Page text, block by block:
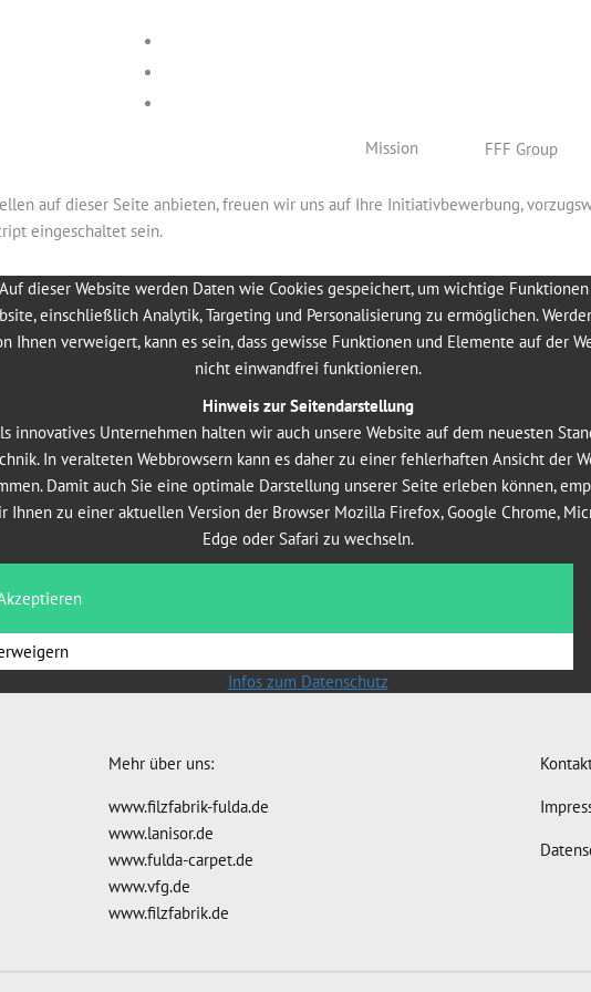
Mission FFF Group
auf dieser Seite anbieten, freuen wir uns auf Ihre Initiativbewerbung,
eingeschaltet sein.
Unternehmen, die eine gemeinsame Passion teilen: Vliesstoffe und Filze! Die
Bereich der Vliesstoffe und als weltweit größter Produzent von Wollfilzen sind
sind namhafte und anspruchsvolle Unternehmen aus der Filtrations-,
sowie die klassische Textilindustrie.
Mehr über uns:
www.filzfabrik-fulda.de
www.lanisor.de
www.fulda-carpet.de
www.vfg.de
www.filzfabrik.de
Auf dieser Website werden Daten wie Cookies gespeichert, um wichtige
einschließlich Analytik, Targeting und Personalisierung zu ermöglichen.
Ihnen verweigert, kann es sein, dass gewisse Funktionen und Elemente auf der
nicht einwandfrei funktionieren.
Hinweis zur Seitendarstellung
innovatives Unternehmen halten wir auch unsere Website auf dem neuesten
In veralteten Webbrowsern kann es daher zu einer fehlerhaften Ansicht der
Damit auch Sie eine optimale Darstellung unserer Seite erleben können,
Ihnen zu einer aktuellen Version der Browser Mozilla Firefox, Google Chrome,
Edge oder Safari zu wechseln.
Infos zum Datenschutz